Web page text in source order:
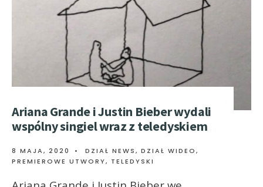
Ariana Grande i Justin Bieber wydali
wspólny singiel wraz z teledyskiem
8 MAJA, 2020 • DZIAŁ NEWS, DZIAŁ WIDEO,
PREMIEROWE UTWORY, TELEDYSKI